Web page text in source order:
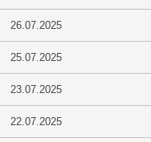
26.07.2025
25.07.2025
23.07.2025
22.07.2025